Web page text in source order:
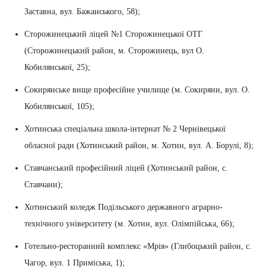
Заставна, вул. Бажанського, 58);
Сторожинецький ліцей №1 Сторожинецької ОТГ
(Сторожинецький район, м. Сторожинець, вул О.
Кобилянської, 25);
Сокирянське вище професійне училище (м. Сокиряни, вул. О.
Кобилянської, 105);
Хотинська спеціальна школа-інтернат № 2 Чернівецької
обласної ради (Хотинський район, м. Хотин, вул. А. Борулі, 8);
Ставчанський професійний ліцей (Хотинський район, с.
Ставчани);
Хотинський коледж Подільського державного аграрно-
технічного університету (м. Хотин, вул. Олімпійська, 66);
Готельно-ресторанний комплекс «Мрія» (Глибоцький район, с.
Чагор, вул. 1 Приміська, 1);